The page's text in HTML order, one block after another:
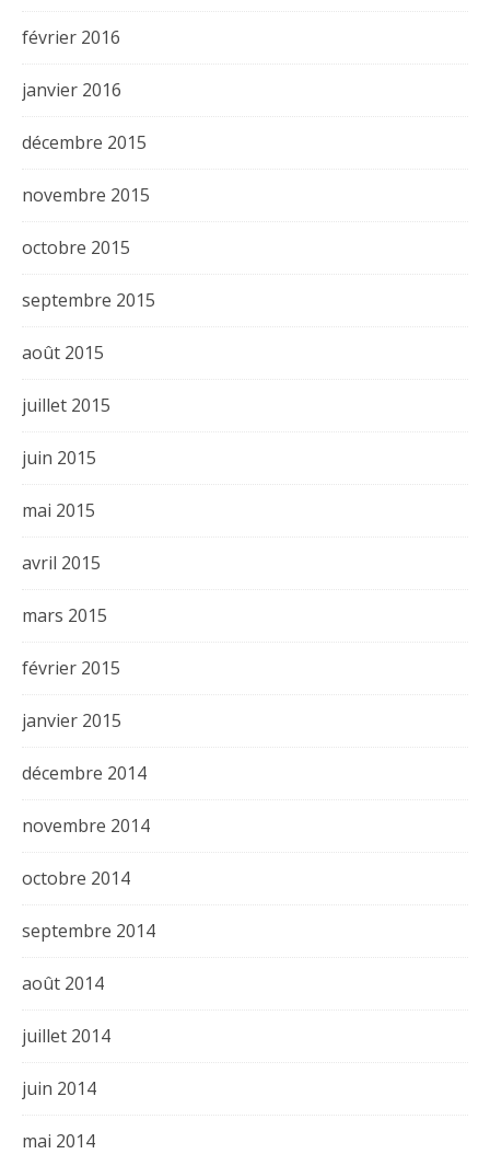
février 2016
janvier 2016
décembre 2015
novembre 2015
octobre 2015
septembre 2015
août 2015
juillet 2015
juin 2015
mai 2015
avril 2015
mars 2015
février 2015
janvier 2015
décembre 2014
novembre 2014
octobre 2014
septembre 2014
août 2014
juillet 2014
juin 2014
mai 2014